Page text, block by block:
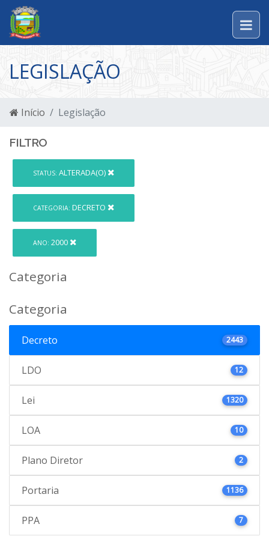
LEGISLAÇÃO
Início Legislação
FILTRO
STATUS: ALTERADA(O)
CATEGORIA: DECRETO
ANO: 2000
Categoria
Categoria
Decreto 2443
LDO 12
Lei 1320
LOA 10
Plano Diretor 2
Portaria 1136
PPA 7